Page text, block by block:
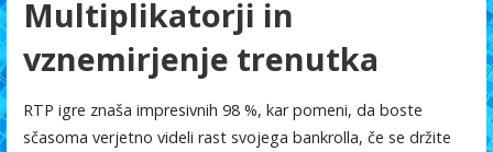
Multiplikatorji in
vznemirjenje trenutka
RTP igre znaša impresivnih 98 %, kar pomeni, da boste
sčasoma verjetno videli rast svojega bankrolla, če se držite